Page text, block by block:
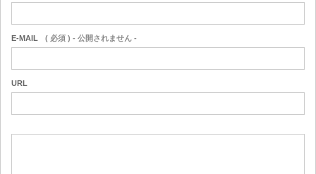
E-MAIL ( 必須 ) - 公開されません -
URL